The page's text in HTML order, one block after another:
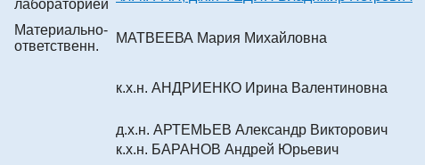
лабораторией
Материально-
ответственн.
МАТВЕЕВА Мария Михайловна
к.х.н. АНДРИЕНКО Ирина Валентиновна
д.х.н. АРТЕМЬЕВ Александр Викторович
к.х.н. БАРАНОВ Андрей Юрьевич